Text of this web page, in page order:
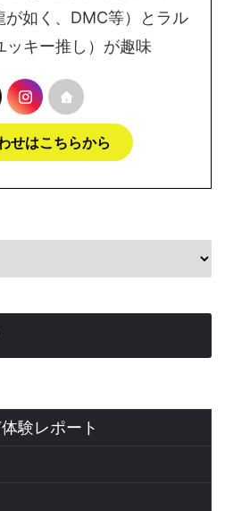
が如く、DMC等）とラル
ッキー推し）が趣味
せはこちらから
験レポート